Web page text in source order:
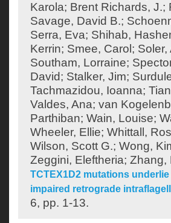
Karola; Brent Richards, J.;
Savage, David B.;
Serra, Eva; Shihab,
Kerrin; Smee, Carol ; Soler,
Southam, Lorraine;
David; Stalker, Jim;
Tachmazidou, Ioanna;
Valdes, Ana; van
Parthiban; Wain, Louise;
Wheeler, Ellie; Whittall, Ros
Wilson, Scott G.; Wong,
Zeggini, Eleftheria; Zhang,
TCTEX1D2 mutations
impaired retrograde
6, pp. 1-13.